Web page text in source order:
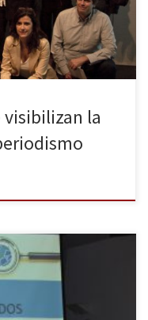
una noticia, […]
visibilizan la
con la gente y el